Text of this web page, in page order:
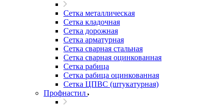
Сетка металлическая
Сетка кладочная
Сетка дорожная
Сетка арматурная
Сетка сварная стальная
Сетка сварная оцинкованная
Сетка рабица
Сетка рабица оцинкованная
Сетка ЦПВС (штукатурная)
Профнастил